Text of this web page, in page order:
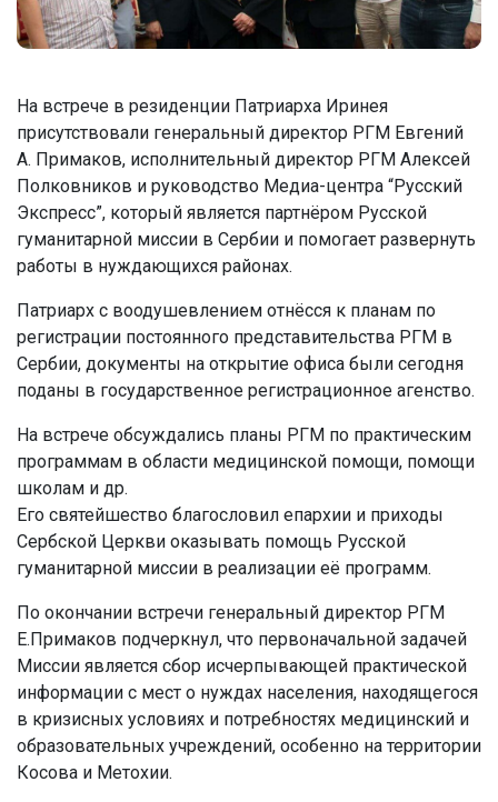
На встрече в резиденции Патриарха Иринея
присутствовали генеральный директор РГМ Евгений
А. Примаков, исполнительный директор РГМ Алексей
Полковников и руководство Медиа-центра “Русский
Экспресс”, который является партнёром Русской
гуманитарной миссии в Сербии и помогает развернуть
работы в нуждающихся районах.
Патриарх с воодушевлением отнёсся к планам по
регистрации постоянного представительства РГМ в
Сербии, документы на открытие офиса были сегодня
поданы в государственное регистрационное агенство.
На встрече обсуждались планы РГМ по практическим
программам в области медицинской помощи, помощи
школам и др.
Его святейшество благословил епархии и приходы
Сербской Церкви оказывать помощь Русской
гуманитарной миссии в реализации её программ.
По окончании встречи генеральный директор РГМ
Е.Примаков подчеркнул, что первоначальной задачей
Миссии является сбор исчерпывающей практической
информации с мест о нуждах населения, находящегося
в кризисных условиях и потребностях медицинский и
образовательных учреждений, особенно на территории
Косова и Метохии.